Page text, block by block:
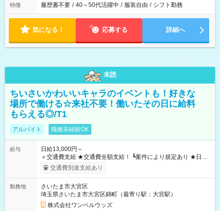
特徴 履歴書不要 / 40～50代活躍中 / 服装自由 / シフト勤務
気になる！ 応募する 詳細へ
未読
ちいさいかわいいキャラのイベントも！好きな
場所で働ける☆来社不要！働いたその日に給料
もらえる◎/T1
アルバイト 職種未経験OK
給与
日給13,000円～
＋交通費支給 ★交通費全額支給！ ┗案件により規定あり ★日払
いOK！（規定あり） ┗働いたその日に現金GET♪ お仕事後はコ
ンビニATMから 日払い分を引き落とせます！ 【試用期間】試
交通費別途支給あり
勤務地
さいたま市大宮区
埼玉県さいたま市大宮区錦町（最寄り駅：大宮駅）
株式会社ワンベルウッズ